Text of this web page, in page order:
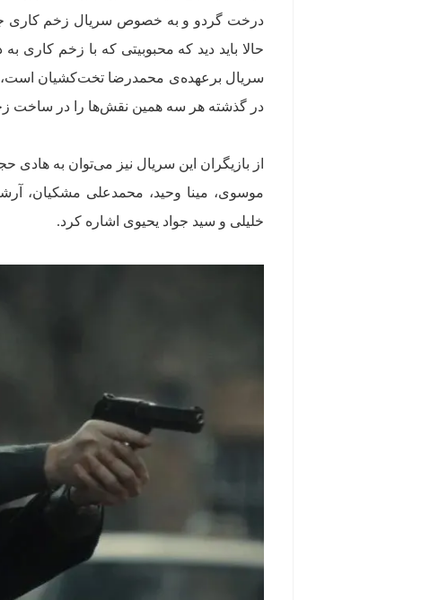
درخت گردو و به خصوص سریال زخم کاری
حالا باید دید که محبوبیتی که با زخم کاری
سریال برعهده‌ی محمدرضا تخت‌کشیان است،
در گذشته هر سه همین نقش‌ها را در ساخت
از بازیگران این سریال نیز می‌توان به
موسوی، مینا وحید، محمدعلی مشکیان،
خلیلی و سید جواد یحیوی اشاره کرد.